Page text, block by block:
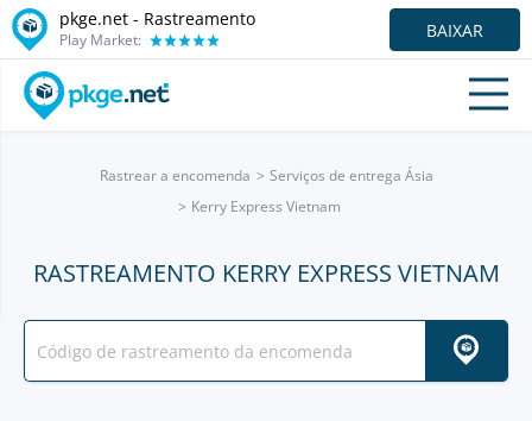
pkge.net - Rastreamento
Play Market: BAIXAR
Rastrear a encomenda
Serviços de entrega Ásia
Kerry Express Vietnam
RASTREAMENTO KERRY EXPRESS VIETNAM